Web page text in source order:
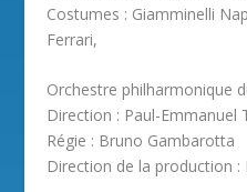
Costumes : Giamminelli
Ferrari,
Orchestre philharmonique
Direction : Paul-Emmanuel
Régie : Bruno Gambarotta
Direction de la production :